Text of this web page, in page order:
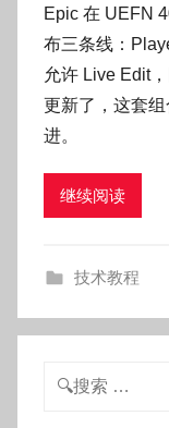
Epic 在 UEFN
布三条线：
允许 Live Edit
更新了，这套
进。
继续阅读
技术教程
搜